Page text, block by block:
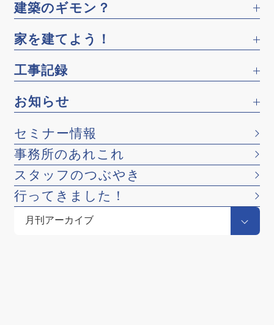
建築のギモン？
家を建てよう！
工事記録
お知らせ
セミナー情報
事務所のあれこれ
スタッフのつぶやき
行ってきました！